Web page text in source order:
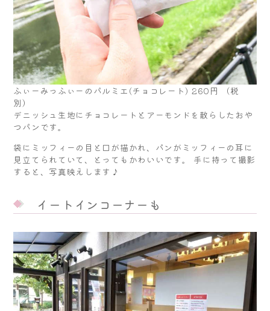
ふぃーみっふぃーのパルミエ(チョコレート) 260円 （税
別）
デニッシュ生地にチョコレートとアーモンドを散らしたおや
つパンです。
袋にミッフィーの目と口が描かれ、パンがミッフィーの耳に
見立てられていて、とってもかわいいです。 手に持って撮影
すると、写真映えします♪
イートインコーナーも